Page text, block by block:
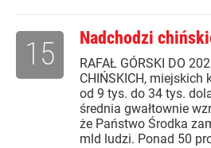
Nadchodzi
RAFAŁ GÓRSKI DO
CHIŃSKICH,
od 9 tys. do 34 tys.
średnia gwałtownie
że Państwo Środka
mld ludzi. Ponad 50
15